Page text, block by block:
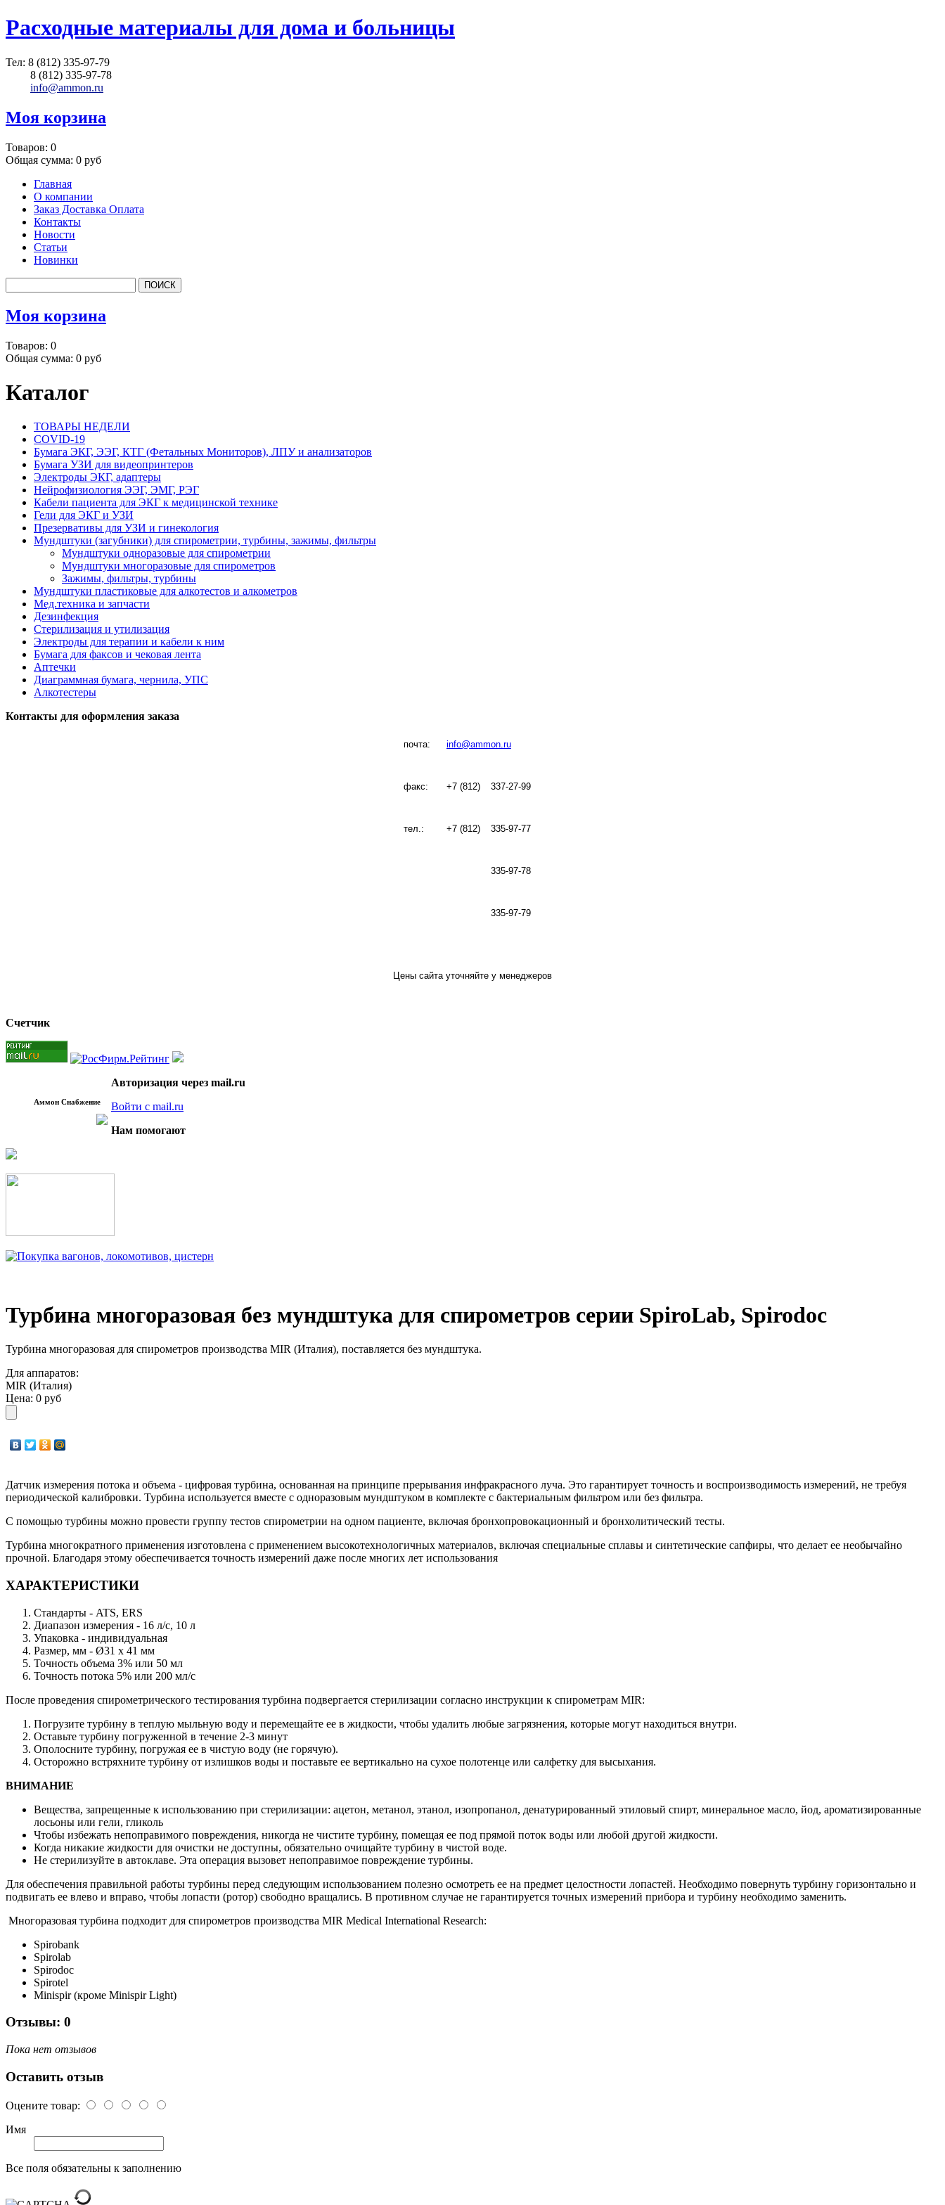
Расходные материалы для дома и больницы
Тел: 8 (812) 335-97-79
8 (812) 335-97-78
info@ammon.ru
Моя корзина
Товаров: 0
Общая сумма: 0 руб
Главная
О компании
Заказ Доставка Оплата
Контакты
Новости
Статьи
Новинки
Моя корзина
Товаров: 0
Общая сумма: 0 руб
Каталог
ТОВАРЫ НЕДЕЛИ
COVID-19
Бумага ЭКГ, ЭЭГ, КТГ (Фетальных Мониторов), ЛПУ и анализаторов
Бумага УЗИ для видеопринтеров
Электроды ЭКГ, адаптеры
Нейрофизиология ЭЭГ, ЭМГ, РЭГ
Кабели пациента для ЭКГ к медицинской технике
Гели для ЭКГ и УЗИ
Презервативы для УЗИ и гинекология
Мундштуки (загубники) для спирометрии, турбины, зажимы, фильтры
Мундштуки одноразовые для спирометрии
Мундштуки многоразовые для спирометров
Зажимы, фильтры, турбины
Мундштуки пластиковые для алкотестов и алкометров
Мед.техника и запчасти
Дезинфекция
Стерилизация и утилизация
Электроды для терапии и кабели к ним
Бумага для факсов и чековая лента
Аптечки
Диаграммная бумага, чернила, УПС
Алкотестеры
Контакты для оформления заказа
почта: info@ammon.ru
факс: +7 (812) 337-27-99
тел.: +7 (812) 335-97-77
335-97-78
335-97-79
Цены сайта уточняйте у менеджеров
Счетчик
Аммон Снабжение
Авторизация через mail.ru
Войти с mail.ru
Нам помогают
Турбина многоразовая без мундштука для спирометров серии SpiroLab, Spirodoc
Турбина многоразовая для спирометров производства MIR (Италия), поставляется без мундштука.
Для аппаратов:
MIR (Италия)
Цена: 0 руб
Датчик измерения потока и объема - цифровая турбина, основанная на принципе прерывания инфракрасного луча. Это гарантирует точность и воспроизводимость измерений, не требуя
периодической калибровки. Турбина используется вместе с одноразовым мундштуком в комплекте с бактериальным фильтром или без фильтра.
С помощью турбины можно провести группу тестов спирометрии на одном пациенте, включая бронхопровокационный и бронхолитический тесты.
Турбина многократного применения изготовлена с применением высокотехнологичных материалов, включая специальные сплавы и синтетические сапфиры, что делает ее необычайно
прочной. Благодаря этому обеспечивается точность измерений даже после многих лет использования
ХАРАКТЕРИСТИКИ
Стандарты - ATS, ERS
Диапазон измерения - 16 л/с, 10 л
Упаковка - индивидуальная
Размер, мм - Ø31 х 41 мм
Точность объема 3% или 50 мл
Точность потока 5% или 200 мл/с
После проведения спирометрического тестирования турбина подвергается стерилизации согласно инструкции к спирометрам MIR:
Погрузите турбину в теплую мыльную воду и перемещайте ее в жидкости, чтобы удалить любые загрязнения, которые могут находиться внутри.
Оставьте турбину погруженной в течение 2-3 минут
Ополосните турбину, погружая ее в чистую воду (не горячую).
Осторожно встряхните турбину от излишков воды и поставьте ее вертикально на сухое полотенце или салфетку для высыхания.
ВНИМАНИЕ
Вещества, запрещенные к использованию при стерилизации: ацетон, метанол, этанол, изопропанол, денатурированный этиловый спирт, минеральное масло, йод, ароматизированные
лосьоны или гели, гликоль
Чтобы избежать непоправимого повреждения, никогда не чистите турбину, помещая ее под прямой поток воды или любой другой жидкости.
Когда никакие жидкости для очистки не доступны, обязательно очищайте турбину в чистой воде.
Не стерилизуйте в автоклаве. Эта операция вызовет непоправимое повреждение турбины.
Для обеспечения правильной работы турбины перед следующим использованием полезно осмотреть ее на предмет целостности лопастей. Необходимо повернуть турбину горизонтально и
подвигать ее влево и вправо, чтобы лопасти (ротор) свободно вращались. В противном случае не гарантируется точных измерений прибора и турбину необходимо заменить.
Многоразовая турбина подходит для спирометров производства MIR Medical International Research:
Spirobank
Spirolab
Spirodoc
Spirotel
Minispir (кроме Minispir Light)
Отзывы: 0
Пока нет отзывов
Оставить отзыв
Оцените товар:
Имя
Все поля обязательны к заполнению